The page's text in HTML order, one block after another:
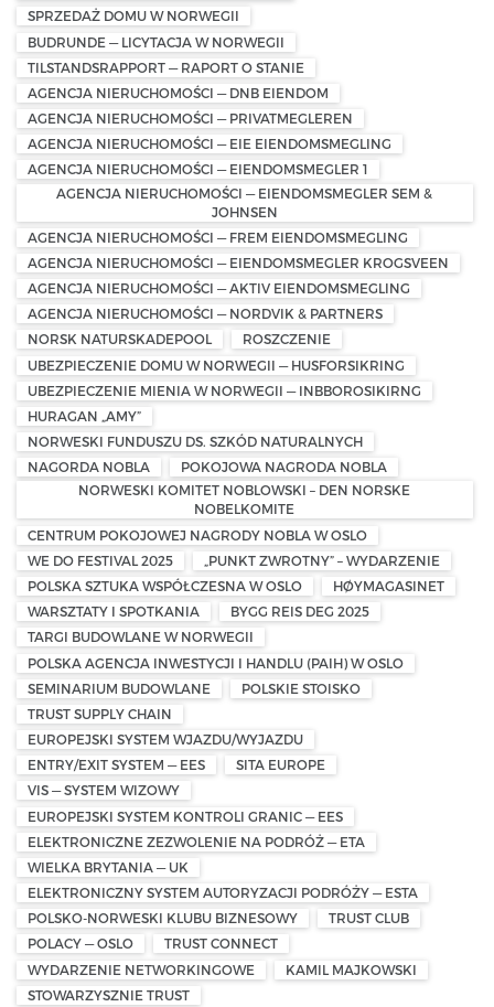
SPRZEDAŻ DOMU W NORWEGII
BUDRUNDE — LICYTACJA W NORWEGII
TILSTANDSRAPPORT — RAPORT O STANIE
AGENCJA NIERUCHOMOŚCI — DNB EIENDOM
AGENCJA NIERUCHOMOŚCI — PRIVATMEGLEREN
AGENCJA NIERUCHOMOŚCI — EIE EIENDOMSMEGLING
AGENCJA NIERUCHOMOŚCI — EIENDOMSMEGLER 1
AGENCJA NIERUCHOMOŚCI — EIENDOMSMEGLER SEM &
JOHNSEN
AGENCJA NIERUCHOMOŚCI — FREM EIENDOMSMEGLING
AGENCJA NIERUCHOMOŚCI — EIENDOMSMEGLER KROGSVEEN
AGENCJA NIERUCHOMOŚCI — AKTIV EIENDOMSMEGLING
AGENCJA NIERUCHOMOŚCI — NORDVIK & PARTNERS
NORSK NATURSKADEPOOL
ROSZCZENIE
UBEZPIECZENIE DOMU W NORWEGII — HUSFORSIKRING
UBEZPIECZENIE MIENIA W NORWEGII — INBBOROSIKIRNG
HURAGAN „AMY”
NORWESKI FUNDUSZU DS. SZKÓD NATURALNYCH
NAGORDA NOBLA
POKOJOWA NAGRODA NOBLA
NORWESKI KOMITET NOBLOWSKI – DEN NORSKE
NOBELKOMITE
CENTRUM POKOJOWEJ NAGRODY NOBLA W OSLO
WE DO FESTIVAL 2025
„PUNKT ZWROTNY” – WYDARZENIE
POLSKA SZTUKA WSPÓŁCZESNA W OSLO
HØYMAGASINET
WARSZTATY I SPOTKANIA
BYGG REIS DEG 2025
TARGI BUDOWLANE W NORWEGII
POLSKA AGENCJA INWESTYCJI I HANDLU (PAIH) W OSLO
SEMINARIUM BUDOWLANE
POLSKIE STOISKO
TRUST SUPPLY CHAIN
EUROPEJSKI SYSTEM WJAZDU/WYJAZDU
ENTRY/EXIT SYSTEM — EES
SITA EUROPE
VIS — SYSTEM WIZOWY
EUROPEJSKI SYSTEM KONTROLI GRANIC — EES
ELEKTRONICZNE ZEZWOLENIE NA PODRÓŻ — ETA
WIELKA BRYTANIA — UK
ELEKTRONICZNY SYSTEM AUTORYZACJI PODRÓŻY — ESTA
POLSKO-NORWESKI KLUBU BIZNESOWY
TRUST CLUB
POLACY — OSLO
TRUST CONNECT
WYDARZENIE NETWORKINGOWE
KAMIL MAJKOWSKI
STOWARZYSZNIE TRUST